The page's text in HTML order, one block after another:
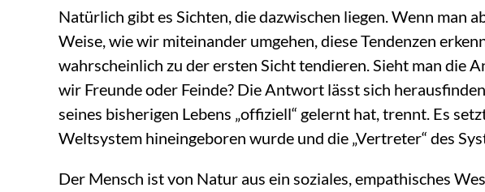
Natürlich gibt es Sichten, die dazwischen liegen. Wenn man
Weise, wie wir miteinander umgehen, diese Tendenzen
wahrscheinlich zu der ersten Sicht tendieren. Sieht man die
wir Freunde oder Feinde? Die Antwort lässt sich
seines bisherigen Lebens „offiziell“ gelernt hat, trennt. Es
Weltsystem hineingeboren wurde und die „Vertreter“ des
Der Mensch ist von Natur aus ein soziales, empathisches